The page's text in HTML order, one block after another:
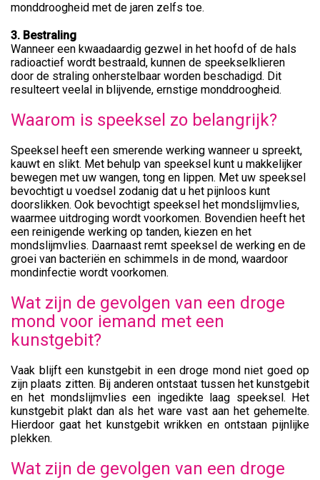
monddroogheid met de jaren zelfs toe.
3. Bestraling
Wanneer een kwaadaardig gezwel in het hoofd of de hals
radioactief wordt bestraald, kunnen de speekselklieren
door de straling onherstelbaar worden beschadigd. Dit
resulteert veelal in blijvende, ernstige monddroogheid.
Waarom is speeksel zo belangrijk?
Speeksel heeft een smerende werking wanneer u spreekt,
kauwt en slikt. Met behulp van speeksel kunt u makkelijker
bewegen met uw wangen, tong en lippen. Met uw speeksel
bevochtigt u voedsel zodanig dat u het pijnloos kunt
doorslikken. Ook bevochtigt speeksel het mondslijmvlies,
waarmee uitdroging wordt voorkomen. Bovendien heeft het
een reinigende werking op tanden, kiezen en het
mondslijmvlies. Daarnaast remt speeksel de werking en de
groei van bacteriën en schimmels in de mond, waardoor
mondinfectie wordt voorkomen.
Wat zijn de gevolgen van een droge
mond voor iemand met een
kunstgebit?
Vaak blijft een kunstgebit in een droge mond niet goed op
zijn plaats zitten. Bij anderen ontstaat tussen het kunstgebit
en het mondslijmvlies een ingedikte laag speeksel. Het
kunstgebit plakt dan als het ware vast aan het gehemelte.
Hierdoor gaat het kunstgebit wrikken en ontstaan pijnlijke
plekken.
Wat zijn de gevolgen van een droge